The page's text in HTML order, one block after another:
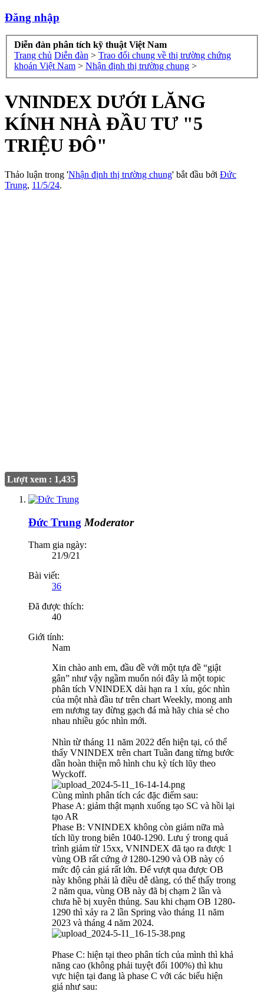
Đăng nhập
Diễn đàn phân tích kỹ thuật Việt Nam
Trang chủ Diễn đàn > Trao đổi chung về thị trường chứng
khoán Việt Nam > Nhận định thị trường chung >
VNINDEX DƯỚI LĂNG
KÍNH NHÀ ĐẦU TƯ "5
TRIỆU ĐÔ"
Thảo luận trong 'Nhận định thị trường chung' bắt đầu bởi Đức
Trung, 11/5/24.
Lượt xem : 1,435
Đức Trung Moderator
Tham gia ngày:
21/9/21
Bài viết:
36
Đã được thích:
40
Giới tính:
Nam
Xin chào anh em, đầu đề với một tựa đề “giật
gân” như vậy ngầm muốn nói đây là một topic
phân tích VNINDEX dài hạn ra 1 xíu, góc nhìn
của một nhà đầu tư trên chart Weekly, mong anh
em nương tay đừng gạch đá mà hãy chia sẻ cho
nhau nhiều góc nhìn mới.
Nhìn từ tháng 11 năm 2022 đến hiện tại, có thể
thấy VNINDEX trên chart Tuần đang từng bước
dần hoàn thiện mô hình chu kỳ tích lũy theo
Wyckoff.
Cùng mình phân tích các đặc điểm sau:
Phase A: giảm thật mạnh xuống tạo SC và hồi lại
tạo AR
Phase B: VNINDEX không còn giảm nữa mà
tích lũy trong biên 1040-1290. Lưu ý trong quá
trình giảm từ 15xx, VNINDEX đã tạo ra được 1
vùng OB rất cứng ở 1280-1290 và OB này có
mức độ cản giá rất lớn. Để vượt qua được OB
này không phải là điều dễ dàng, có thể thấy trong
2 năm qua, vùng OB này đã bị chạm 2 lần và
chưa hề bị xuyên thủng. Sau khi chạm OB 1280-
1290 thì xảy ra 2 lần Spring vào tháng 11 năm
2023 và tháng 4 năm 2024.
Phase C: hiện tại theo phân tích của mình thì khả
năng cao (không phải tuyệt đối 100%) thì khu
vực hiện tại đang là phase C với các biểu hiện
giá như sau: